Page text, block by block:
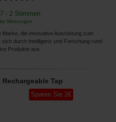
- 2 Stimmen
Meinungen
die innovative Ausrüstung zum
sich durch Intelligenz und Forschung rund
Produkte aus.
Tap
Sparen Sie 2€